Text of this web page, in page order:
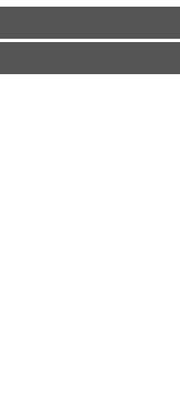
doběhl v čase 40:32 (7)
12) doběhl v čase 43:30 (9)